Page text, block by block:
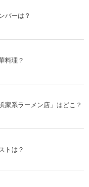
バーは？
料理？
家系ラーメン店」はどこ？
トは？